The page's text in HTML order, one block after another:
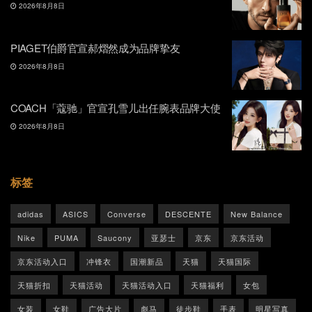
2026年8月8日
PIAGET伯爵官宣郝熠然成为品牌挚友
2026年8月8日
COACH「蔻驰」官宣孔雪儿出任腕表品牌大使
2026年8月8日
标签
adidas ASICS Converse DESCENTE New Balance
Nike PUMA Saucony 亚瑟士 京东 京东活动
京东活动入口 冲锋衣 国潮新品 天猫 天猫国际
天猫折扣 天猫活动 天猫活动入口 天猫福利 女包
女装 女鞋 广告大片 彪马 徒步鞋 手表 明星写真